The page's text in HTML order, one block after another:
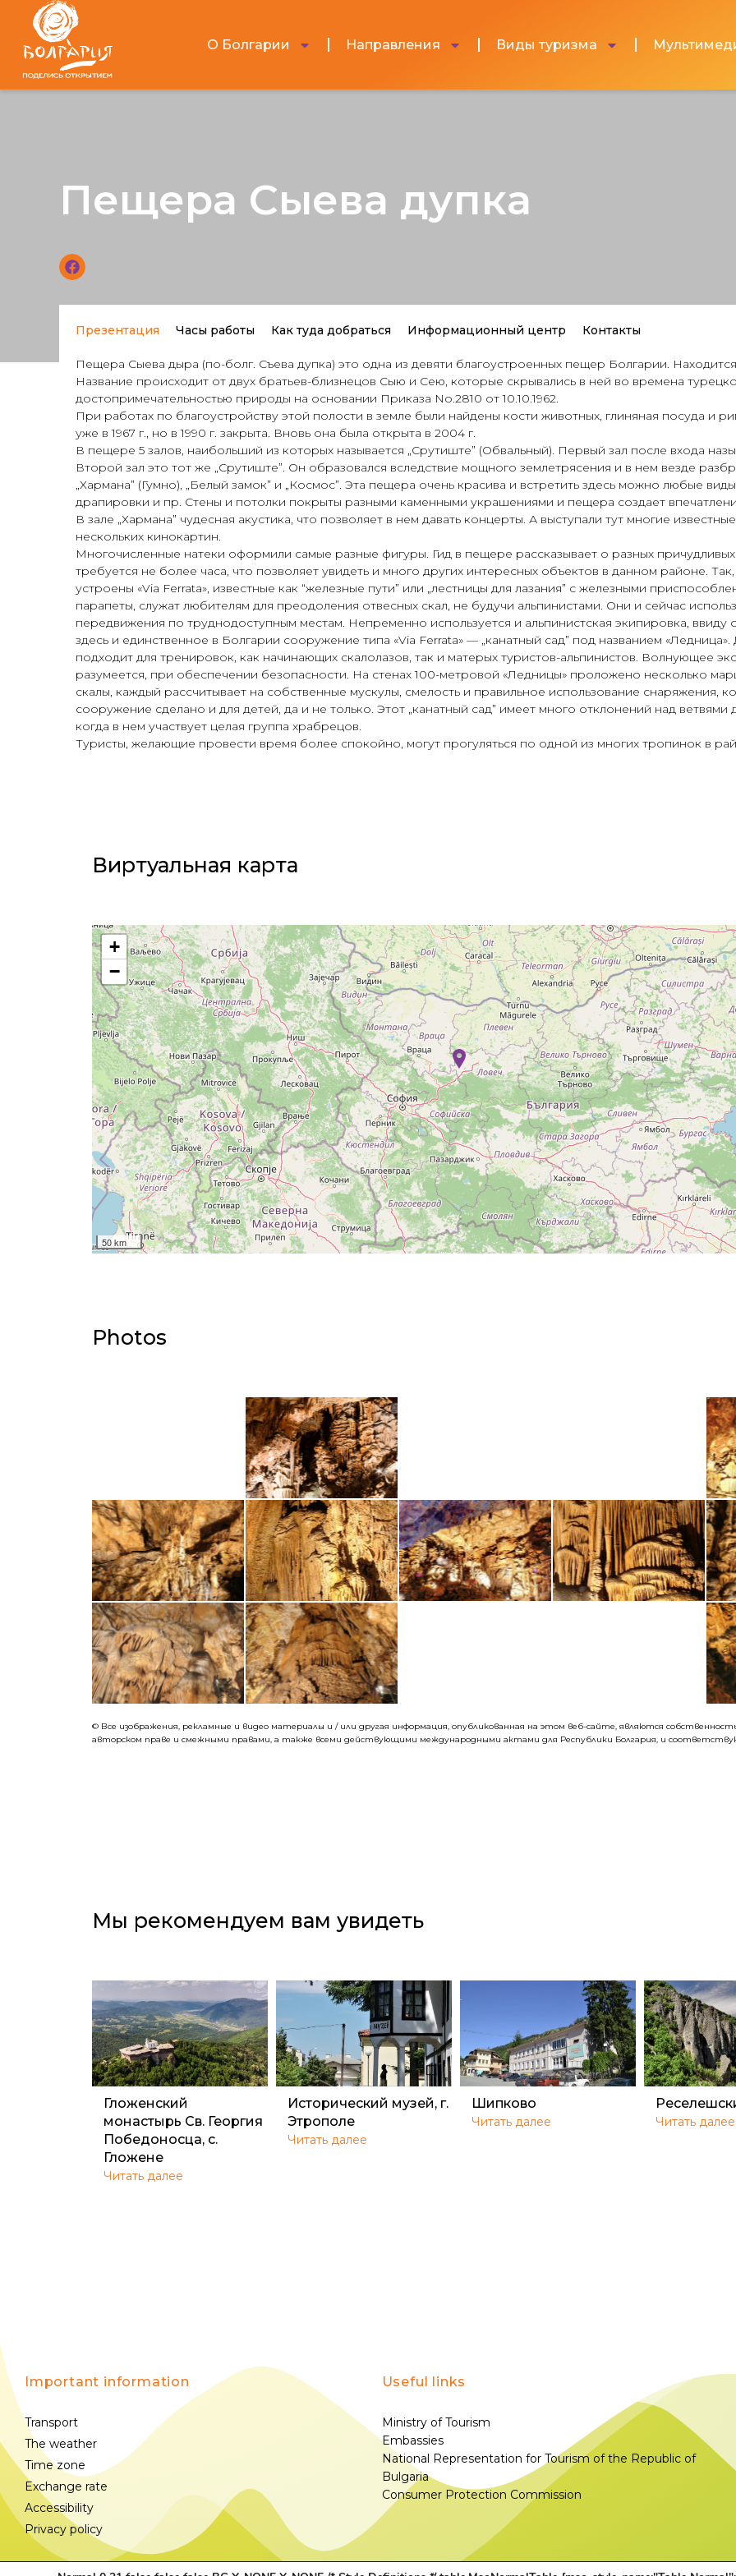
О Болгарии Направления Виды туризма
Пещера Сыева дупка
Презентация Часы работы Как туда добраться Информационный центр Контакты
Пещера Сыева дыра (по-болг. Съева дупка) это одна из девяти благоустроенных пещер Болгарии.
Название происходит от двух братьев-близнецов Сыю и Сею, которые скрывались в ней во времена
достопримечательностью природы на основании Приказа No.2810 от 10.10.1962.
При работах по благоустройству этой полости в земле были найдены кости животных, глиняная посуда и
уже в 1967 г., но в 1990 г. закрыта. Вновь она была открыта в 2004 г.
В пещере 5 залов, наибольший из которых называется „Срутиште” (Обвальный). Первый зал после входа
Второй зал это тот же „Срутиште”. Он образовался вследствие мощного землетрясения и в нем везде
„Хармана” (Гумно), „Белый замок” и „Космос”. Эта пещера очень красива и встретить здесь можно любые
драпировки и пр. Стены и потолки покрыты разными каменными украшениями и пещера создает
В зале „Хармана” чудесная акустика, что позволяет в нем давать концерты. А выступали тут многие
нескольких кинокартин.
Многочисленные натеки оформили самые разные фигуры. Гид в пещере рассказывает о разных
требуется не более часа, что позволяет увидеть и много других интересных объектов в данном районе.
устроены «Via Ferrata», известные как “железные пути” или „лестницы для лазания” с железными
парапеты, служат любителям для преодоления отвесных скал, не будучи альпинистами. Они и сейчас
передвижения по труднодоступным местам. Непременно используется и альпинистская экипировка, ввиду
здесь и единственное в Болгарии сооружение типа «Via Ferrata» — „канатный сад” под названием
подходит для тренировок, как начинающих скалолазов, так и матерых туристов-альпинистов. Волнующее
разумеется, при обеспечении безопасности. На стенах 100-метровой «Ледницы» проложено несколько
скалы, каждый рассчитывает на собственные мускулы, смелость и правильное использование
сооружение сделано и для детей, да и не только. Этот „канатный сад” имеет много отклонений над
когда в нем участвует целая группа храбрецов.
Туристы, желающие провести время более спокойно, могут прогуляться по одной из многих тропинок в
Виртуальная карта​
+
−
50 km
Photos
© Все изображения, рекламные и видео материалы и / или другая информация, опубликованная на этом веб-сайте, являются
авторском праве и смежными правами, а также всеми действующими международными актами для Республики Болгария, и
Мы рекомендуем вам увидеть
Гложенский
монастырь Св. Георгия
Победоносца, с.
Гложене
Читать далее
Исторический музей, г.
Этрополе
Читать далее
Шипково
Читать далее Читать далее
Important information
Transport
The weather
Time zone
Exchange rate
Accessibility
Privacy policy
Useful links
Ministry of Tourism
Embassies
National Representation for Tourism of the Republic of
Bulgaria
Consumer Protection Commission